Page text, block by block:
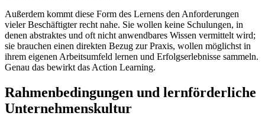
Außerdem kommt diese Form des Lernens den Anforderungen
vieler Beschäftigter recht nahe. Sie wollen keine Schulungen, in
denen abstraktes und oft nicht anwendbares Wissen vermittelt wird;
sie brauchen einen direkten Bezug zur Praxis, wollen möglichst in
ihrem eigenen Arbeitsumfeld lernen und Erfolgserlebnisse sammeln.
Genau das bewirkt das Action Learning.
Rahmenbedingungen und lernförderliche
Unternehmenskultur